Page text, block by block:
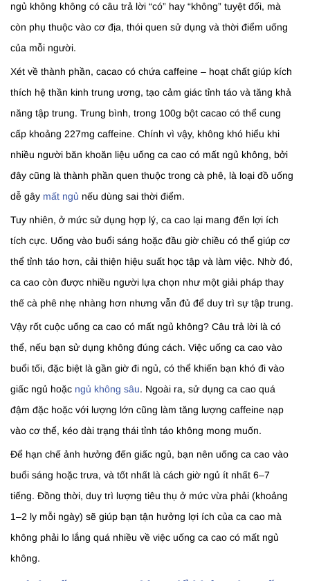
ngủ không không có câu trả lời “có” hay “không” tuyệt đối, mà
còn phụ thuộc vào cơ địa, thói quen sử dụng và thời điểm uống
của mỗi người.
Xét về thành phần, cacao có chứa caffeine – hoạt chất giúp kích
thích hệ thần kinh trung ương, tạo cảm giác tỉnh táo và tăng khả
năng tập trung. Trung bình, trong 100g bột cacao có thể cung
cấp khoảng 227mg caffeine. Chính vì vậy, không khó hiểu khi
nhiều người băn khoăn liệu uống ca cao có mất ngủ không, bởi
đây cũng là thành phần quen thuộc trong cà phê, là loại đồ uống
dễ gây mất ngủ nếu dùng sai thời điểm.
Tuy nhiên, ở mức sử dụng hợp lý, ca cao lại mang đến lợi ích
tích cực. Uống vào buổi sáng hoặc đầu giờ chiều có thể giúp cơ
thể tỉnh táo hơn, cải thiện hiệu suất học tập và làm việc. Nhờ đó,
ca cao còn được nhiều người lựa chọn như một giải pháp thay
thế cà phê nhẹ nhàng hơn nhưng vẫn đủ để duy trì sự tập trung.
Vậy rốt cuộc uống ca cao có mất ngủ không? Câu trả lời là có
thể, nếu bạn sử dụng không đúng cách. Việc uống ca cao vào
buổi tối, đặc biệt là gần giờ đi ngủ, có thể khiến bạn khó đi vào
giấc ngủ hoặc ngủ không sâu. Ngoài ra, sử dụng ca cao quá
đậm đặc hoặc với lượng lớn cũng làm tăng lượng caffeine nạp
vào cơ thể, kéo dài trạng thái tỉnh táo không mong muốn.
Để hạn chế ảnh hưởng đến giấc ngủ, bạn nên uống ca cao vào
buổi sáng hoặc trưa, và tốt nhất là cách giờ ngủ ít nhất 6–7
tiếng. Đồng thời, duy trì lượng tiêu thụ ở mức vừa phải (khoảng
1–2 ly mỗi ngày) sẽ giúp bạn tận hưởng lợi ích của ca cao mà
không phải lo lắng quá nhiều về việc uống ca cao có mất ngủ
không.